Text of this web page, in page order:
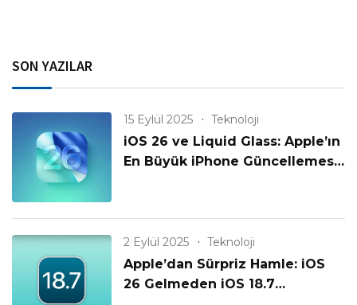
SON YAZILAR
15 Eylül 2025 Teknoloji
iOS 26 ve Liquid Glass: Apple’ın
En Büyük iPhone Güncellemesi
2 Eylül 2025 Teknoloji
Apple’dan Sürpriz Hamle: iOS
26 Gelmeden iOS 18.7